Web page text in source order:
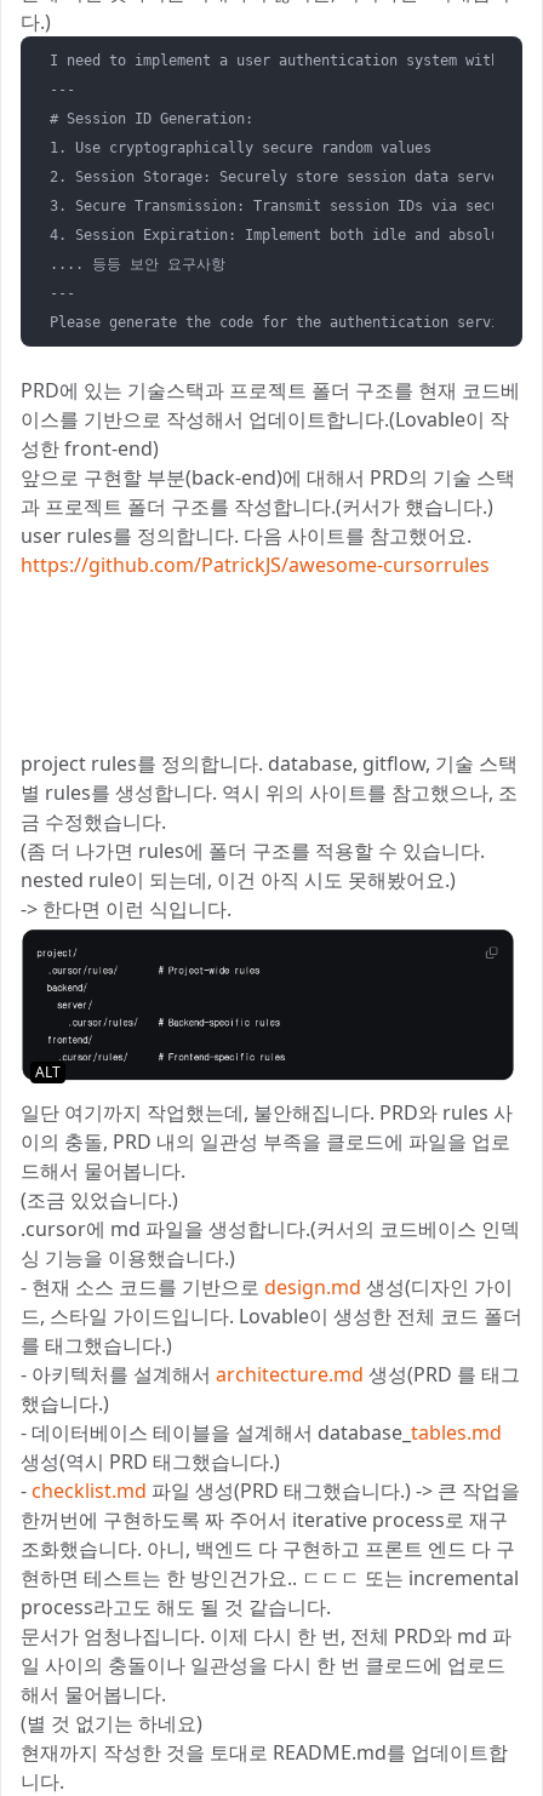
다.)
I need to implement a user authentication system with
---
# Session ID Generation:
1. Use cryptographically secure random values
2. Session Storage: Securely store session data server-
3. Secure Transmission: Transmit session IDs via secure
4. Session Expiration: Implement both idle and absolute
.... 등등 보안 요구사항
---
Please generate the code for the authentication service
PRD에 있는 기술스택과 프로젝트 폴더 구조를 현재 코드베
이스를 기반으로 작성해서 업데이트합니다.(Lovable이 작
성한 front-end)
앞으로 구현할 부분(back-end)에 대해서 PRD의 기술 스택
과 프로젝트 폴더 구조를 작성합니다.(커서가 헀습니다.)
user rules를 정의합니다. 다음 사이트를 참고했어요.
https://github.com/PatrickJS/awesome-cursorrules
project rules를 정의합니다. database, gitflow, 기술 스택
별 rules를 생성합니다. 역시 위의 사이트를 참고했으나, 조
금 수정했습니다.
(좀 더 나가면 rules에 폴더 구조를 적용할 수 있습니다.
nested rule이 되는데, 이건 아직 시도 못해봤어요.)
-> 한다면 이런 식입니다.
ALT
일단 여기까지 작업했는데, 불안해집니다. PRD와 rules 사
이의 충돌, PRD 내의 일관성 부족을 클로드에 파일을 업로
드해서 물어봅니다.
(조금 있었습니다.)
.cursor에 md 파일을 생성합니다.(커서의 코드베이스 인덱
싱 기능을 이용했습니다.)
- 현재 소스 코드를 기반으로 design.md 생성(디자인 가이
드, 스타일 가이드입니다. Lovable이 생성한 전체 코드 폴더
를 태그했습니다.)
- 아키텍처를 설계해서 architecture.md 생성(PRD 를 태그
했습니다.)
- 데이터베이스 테이블을 설계해서 database_ tables.md
생성(역시 PRD 태그했습니다.)
-checklist.md 파일 생성(PRD 태그했습니다.) -> 큰 작업을
한꺼번에 구현하도록 짜 주어서 iterative process로 재구
조화했습니다. 아니, 백엔드 다 구현하고 프론트 엔드 다 구
현하면 테스트는 한 방인건가요.. ㄷㄷㄷ 또는 incremental
process라고도 해도 될 것 같습니다.
문서가 엄청나집니다. 이제 다시 한 번, 전체 PRD와 md 파
일 사이의 충돌이나 일관성을 다시 한 번 클로드에 업로드
해서 물어봅니다.
(별 것 없기는 하네요)
현재까지 작성한 것을 토대로 README.md를 업데이트합
니다.